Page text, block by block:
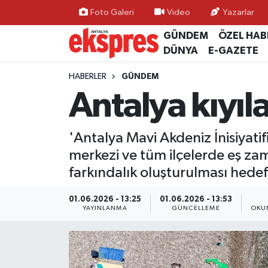
Foto Galeri Video Yazarlar
GÜNDEM ÖZEL
DÜNYA
E-GAZETE
HABERLER GÜNDEM
Antalya
'Antalya Mavi Akdeniz
merkezi ve tüm ilçelerde eş
farkındalık oluşturulması
01.06.2026 - 13:25
YAYINLANMA
01.06.2026 - 13:53
GÜNCELLEME
ÖZEL HABER
GÜNDEM
YEREL GÜNDEM
EKONOMİ
KÜLTÜR - SANAT
SAĞLIK
Nöbetçi Eczaneler
Hava Durumu
Trafik Durumu
Süper Lig Puan Durumu ve Fikstür
Tüm Manşetler
Son Dakika Haberleri